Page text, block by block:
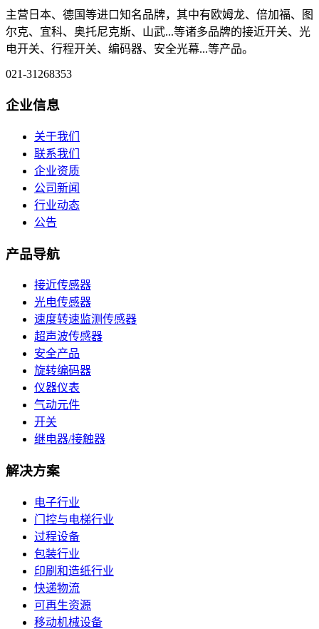
主营日本、德国等进口知名品牌，其中有欧姆龙、倍加福、图
尔克、宜科、奥托尼克斯、山武...等诸多品牌的接近开关、光
电开关、行程开关、编码器、安全光幕...等产品。
021-31268353
企业信息
关于我们
联系我们
企业资质
公司新闻
行业动态
公告
产品导航
接近传感器
光电传感器
速度转速监测传感器
超声波传感器
安全产品
旋转编码器
仪器仪表
气动元件
开关
继电器/接触器
解决方案
电子行业
门控与电梯行业
过程设备
包装行业
印刷和造纸行业
快递物流
可再生资源
移动机械设备